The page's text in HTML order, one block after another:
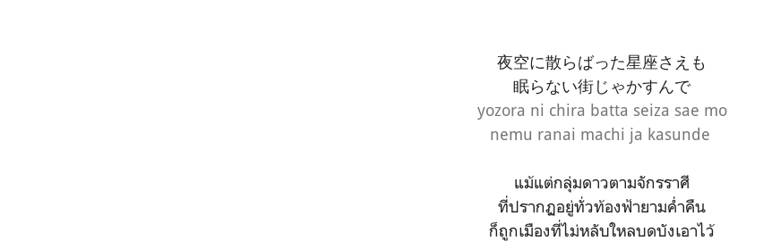
夜空に散らばった星座さえも
眠らない街じゃかすんで
yozora ni chira batta seiza sae mo
nemu ranai machi ja kasunde
แม้แต่กลุ่มดาวตามจักรราศี
ที่ปรากฏอยู่ทั่วท้องฟ้ายามค่ำคืน
ก็ถูกเมืองที่ไม่หลับใหลบดบังเอาไว้